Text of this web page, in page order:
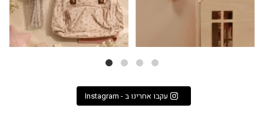
עקבו אחרינו ב - Instagram